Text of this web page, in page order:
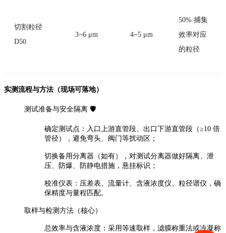
切割粒径
D50
3~6 μm 4~5 μm
50% 捕集
效率对应
的粒径
实测流程与方法（现场可落地）
测试准备与安全隔离 🛡️
确定测试点：入口上游直管段、出口下游直管段（≥10 倍
管径），避免弯头、阀门等扰动区；
切换备用分离器（如有），对测试分离器做好隔离、泄
压、防爆、防静电措施，悬挂标识；
校准仪表：压差表、流量计、含液浓度仪、粒径谱仪，确
保精度与量程匹配。
取样与检测方法（核心）
总效率与含液浓度：采用等速取样，滤膜称重法或冷凝称